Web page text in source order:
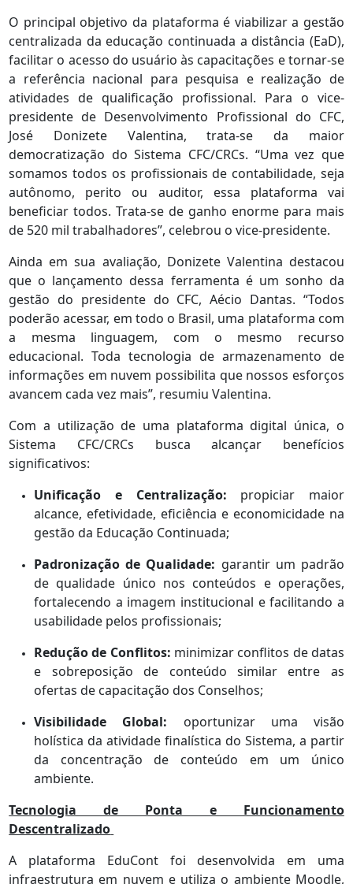
O principal objetivo da plataforma é viabilizar a gestão
centralizada da educação continuada a distância (EaD),
facilitar o acesso do usuário às capacitações e tornar-se
a referência nacional para pesquisa e realização de
atividades de qualificação profissional. Para o vice-
presidente de Desenvolvimento Profissional do CFC,
José Donizete Valentina, trata-se da maior
democratização do Sistema CFC/CRCs. “Uma vez que
somamos todos os profissionais de contabilidade, seja
autônomo, perito ou auditor, essa plataforma vai
beneficiar todos. Trata-se de ganho enorme para mais
de 520 mil trabalhadores”, celebrou o vice-presidente.
Ainda em sua avaliação, Donizete Valentina destacou
que o lançamento dessa ferramenta é um sonho da
gestão do presidente do CFC, Aécio Dantas. “Todos
poderão acessar, em todo o Brasil, uma plataforma com
a mesma linguagem, com o mesmo recurso
educacional. Toda tecnologia de armazenamento de
informações em nuvem possibilita que nossos esforços
avancem cada vez mais”, resumiu Valentina.
Com a utilização de uma plataforma digital única, o
Sistema CFC/CRCs busca alcançar benefícios
significativos:
Unificação e Centralização: propiciar maior
alcance, efetividade, eficiência e economicidade na
gestão da Educação Continuada;
Padronização de Qualidade: garantir um padrão
de qualidade único nos conteúdos e operações,
fortalecendo a imagem institucional e facilitando a
usabilidade pelos profissionais;
Redução de Conflitos: minimizar conflitos de datas
e sobreposição de conteúdo similar entre as
ofertas de capacitação dos Conselhos;
Visibilidade Global: oportunizar uma visão
holística da atividade finalística do Sistema, a partir
da concentração de conteúdo em um único
ambiente.
Tecnologia de Ponta e Funcionamento
Descentralizado
A plataforma EduCont foi desenvolvida em uma
infraestrutura em nuvem e utiliza o ambiente Moodle,